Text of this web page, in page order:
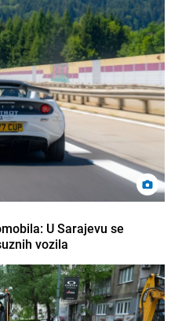
U Sarajevu se
vozila